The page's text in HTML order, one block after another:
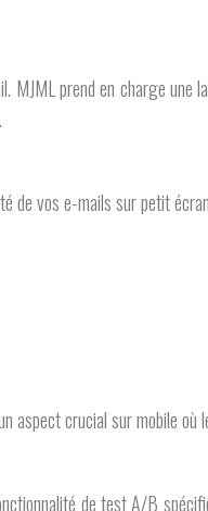
prend en charge
de vos e-mails sur petit
aspect crucial sur mobile
de test A/B